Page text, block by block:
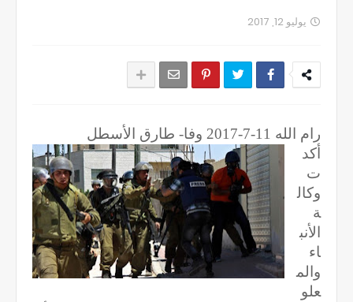
يوليو 12, 2017
رام الله 11-7-2017 وفا- طارق الأسطل
أكد
ت
وكال
ة
الأنب
اء
والم
علو